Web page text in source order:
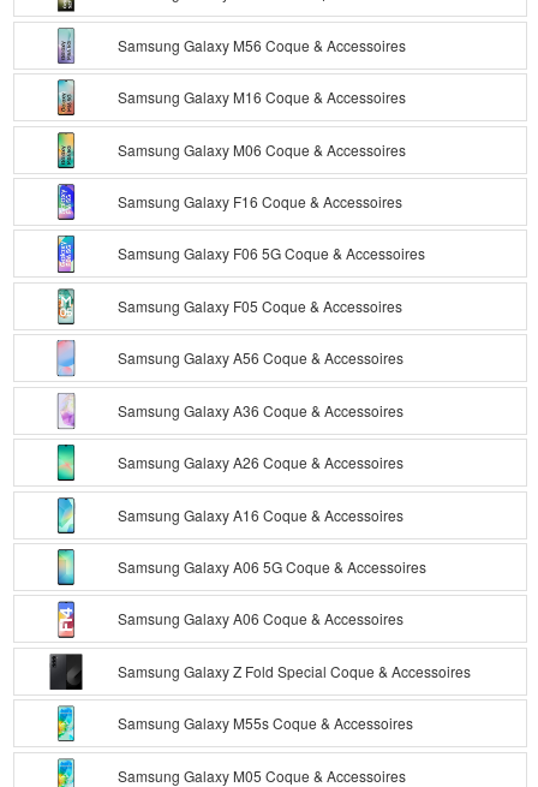
Samsung Galaxy M56 Coque & Accessoires
Samsung Galaxy M16 Coque & Accessoires
Samsung Galaxy M06 Coque & Accessoires
Samsung Galaxy F16 Coque & Accessoires
Samsung Galaxy F06 5G Coque & Accessoires
Samsung Galaxy F05 Coque & Accessoires
Samsung Galaxy A56 Coque & Accessoires
Samsung Galaxy A36 Coque & Accessoires
Samsung Galaxy A26 Coque & Accessoires
Samsung Galaxy A16 Coque & Accessoires
Samsung Galaxy A06 5G Coque & Accessoires
Samsung Galaxy A06 Coque & Accessoires
Samsung Galaxy Z Fold Special Coque & Accessoires
Samsung Galaxy M55s Coque & Accessoires
Samsung Galaxy M05 Coque & Accessoires